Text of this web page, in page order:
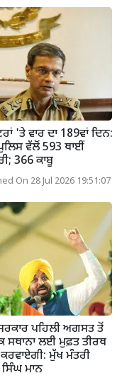
'ਤੇ ਵਾਰ ਦਾ 189ਵਾਂ ਦਿਨ:
ਵੱਲੋਂ 593 ਥਾਈਂ
366 ਕਾਬੂ
On 28 Jul 2026 19:51:07
ਪਹਿਲੀ ਅਗਸਤ ਤੋਂ
ਸਥਾਨਾ ਲਈ ਮੁਫ਼ਤ ਤੀਰਥ
ਕਰਵਾਏਗੀ: ਮੁੱਖ ਮੰਤਰੀ
ਮਾਨ